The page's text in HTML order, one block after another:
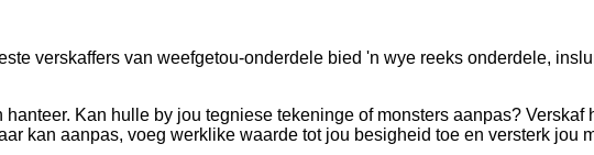
verskaffers van weefgetou-onderdele bied 'n wye reeks onderdele,
Kan hulle by jou tegniese tekeninge of monsters aanpas?
kan aanpas, voeg werklike waarde tot jou besigheid toe en versterk jou